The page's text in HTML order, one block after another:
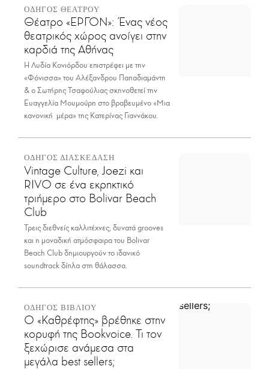
ΟΔΗΓΟΣ ΘΕΑΤΡΟΥ
Θέατρο «ΕΡΓΟΝ»: Ένας νέος
θεατρικός χώρος ανοίγει στην
καρδιά της Αθήνας
Η Λυδία Κονιόρδου επιστρέφει με την
«Φόνισσα» του Αλέξανδρου Παπαδιαμάντη
& ο Σωτήρης Τσαφούλιας σκηνοθετεί την
Ευαγγελία Μουμούρη στο βραβευμένο «Μια
κανονική μέρα» της Κατερίνας Γιαννάκου.
ΟΔΗΓΟΣ ΔΙΑΣΚΕΔΑΣΗ
Vintage Culture, Joezi και
RIVO σε ένα εκρηκτικό
τριήμερο στο Bolivar Beach
Club
Τρεις διεθνείς καλλιτέχνες, δυνατά grooves
και η μοναδική ατμόσφαιρα του Bolivar
Beach Club δημιουργούν το ιδανικό
soundtrack δίπλα στη θάλασσα.
ΟΔΗΓΟΣ ΒΙΒΛΙΟΥ
Ο «Καθρέφτης» βρέθηκε στην
κορυφή της Bookvoice. Τι τον
ξεχώρισε ανάμεσα στα
μεγάλα best sellers;